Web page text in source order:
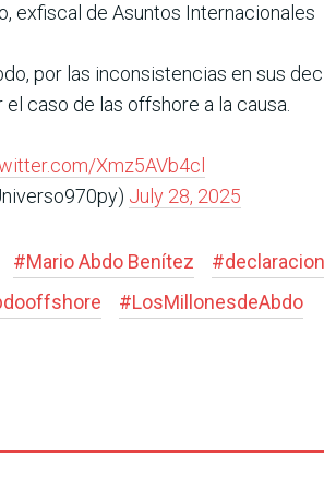
exfiscal de Asuntos Internacionales
por las inconsistencias en sus
caso de las offshore a la causa.
Xmz5AVb4cl
July 28, 2025
#Mario Abdo Benítez #
#LosMillonesdeAbdo